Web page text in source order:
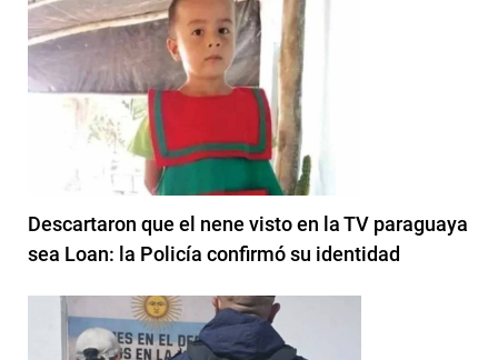
Descartaron que el nene visto en la TV paraguaya
sea Loan: la Policía confirmó su identidad